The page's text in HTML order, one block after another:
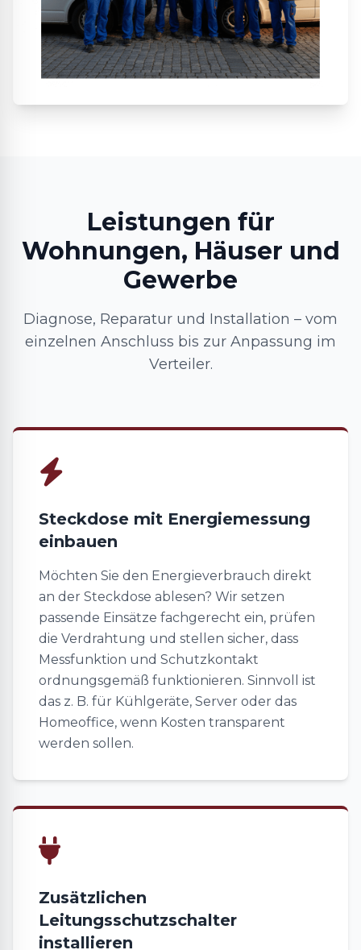
Leistungen für
Wohnungen, Häuser und
Gewerbe
Diagnose, Reparatur und Installation – vom
einzelnen Anschluss bis zur Anpassung im
Verteiler.
Steckdose mit Energiemessung
einbauen
Möchten Sie den Energieverbrauch direkt
an der Steckdose ablesen? Wir setzen
passende Einsätze fachgerecht ein, prüfen
die Verdrahtung und stellen sicher, dass
Messfunktion und Schutzkontakt
ordnungsgemäß funktionieren. Sinnvoll ist
das z. B. für Kühlgeräte, Server oder das
Homeoffice, wenn Kosten transparent
werden sollen.
Zusätzlichen
Leitungsschutzschalter
installieren